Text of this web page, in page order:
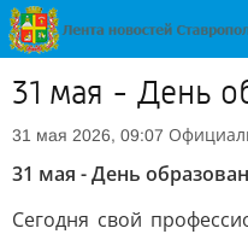
31 мая - День
31 мая 2026, 09:07
31 мая - День
Сегодня свой